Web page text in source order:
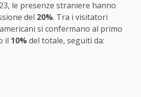
le presenze straniere hanno
del 20%. Tra i visitatori
si confermano al primo
il 10%del totale, seguiti da: